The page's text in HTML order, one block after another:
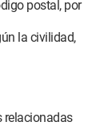
postal, por
la civilidad,
relacionadas